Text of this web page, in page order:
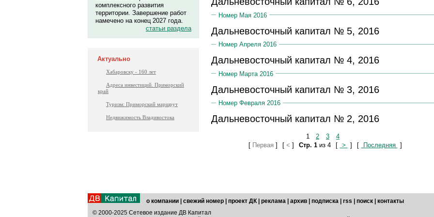
комплексного развития
территории. Завершение работ
намечено на конец 2027 года.
статьи раздела
Актуально
Хабаровску - 160 лет
Адреса инвестиций. Приморский
край
Туризм: Приморский маршрут
Недвижимость Владивостока
Номер Мая 2016
Дальневосточный капитал № 5, 2016
Номер Апреля 2016
Дальневосточный капитал № 4, 2016
Номер Марта 2016
Дальневосточный капитал № 3, 2016
Номер Февраля 2016
Дальневосточный капитал № 2, 2016
1 2 3
4
[Первая ] [< ] Стр. 1из 4 [ > ] [ Последняя ]
о компании свежий номер проект ДК реклама архив подписка rss поиск
контакты
© 2000-2025 Сетевое издание ДВ Капитал